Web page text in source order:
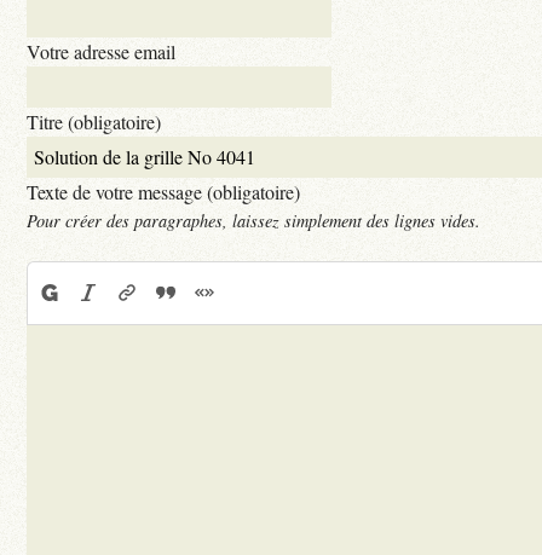
Votre adresse email
Titre (obligatoire)
Texte de votre message (obligatoire)
Pour créer des paragraphes, laissez simplement des lignes vides.